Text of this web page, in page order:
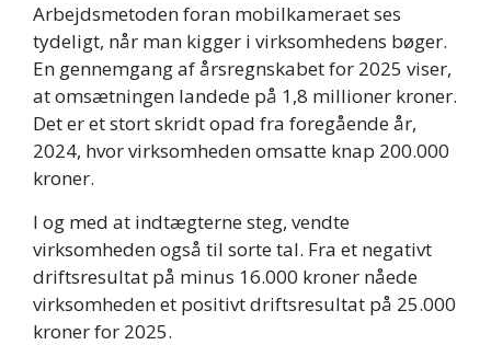
Arbejdsmetoden foran mobilkameraet ses
tydeligt, når man kigger i virksomhedens bøger.
En gennemgang af årsregnskabet for 2025 viser,
at omsætningen landede på 1,8 millioner kroner.
Det er et stort skridt opad fra foregående år,
2024, hvor virksomheden omsatte knap 200.000
kroner.
I og med at indtægterne steg, vendte
virksomheden også til sorte tal. Fra et negativt
driftsresultat på minus 16.000 kroner nåede
virksomheden et positivt driftsresultat på 25.000
kroner for 2025.